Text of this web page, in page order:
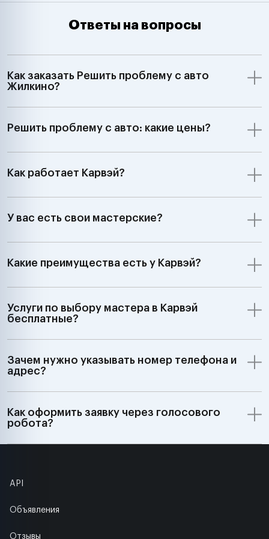
Ответы на вопросы
Как заказать Решить проблему с авто
Жилкино?
Решить проблему с авто: какие цены?
Как работает Карвэй?
У вас есть свои мастерские?
Какие преимущества есть у Карвэй?
Услуги по выбору мастера в Карвэй
бесплатные?
Зачем нужно указывать номер телефона и
адрес?
Как оформить заявку через голосового
робота?
API
Объявления
Отзывы